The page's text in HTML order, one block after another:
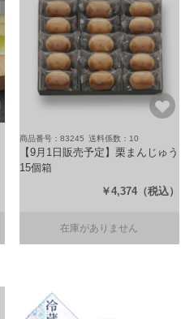
商品番号：83245 送料係数：10
【9月1日販売予定】栗まんじゅう
15個箱
￥4,374 （税込）
在庫がありません